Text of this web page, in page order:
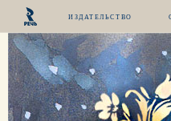
ИЗДАТЕЛЬСТВО